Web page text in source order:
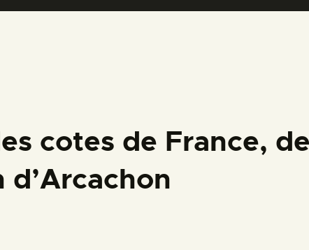
cotes de France,
d’Arcachon